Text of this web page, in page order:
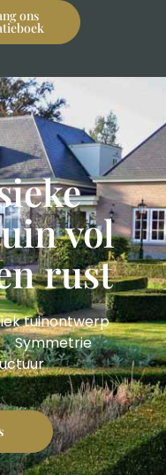
ons
vol
vol
rust
tuinontwerp
Symmetrie